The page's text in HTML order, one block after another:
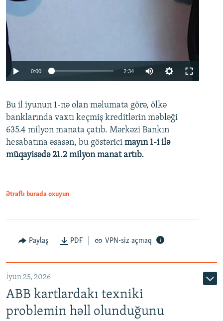
Auto 240p 360p 480p
720p 1080p
0:00 2:34
360p
480p
720p
Bu il iyunun 1-nə olan məlumata görə, ölkə
banklarında vaxtı keçmiş kreditlərin məbləği
635.4 milyon manata çatıb. Mərkəzi Bankın
hesabatına əsasən, bu göstərici mayın 1-i ilə
müqayisədə 21.2 milyon manat artıb.
Ətraflı burada oxuyun
Paylaş PDF VPN-siz açmaq
İyun 25, 2026
ABB kartlardakı texniki
problemin həll olunduğunu